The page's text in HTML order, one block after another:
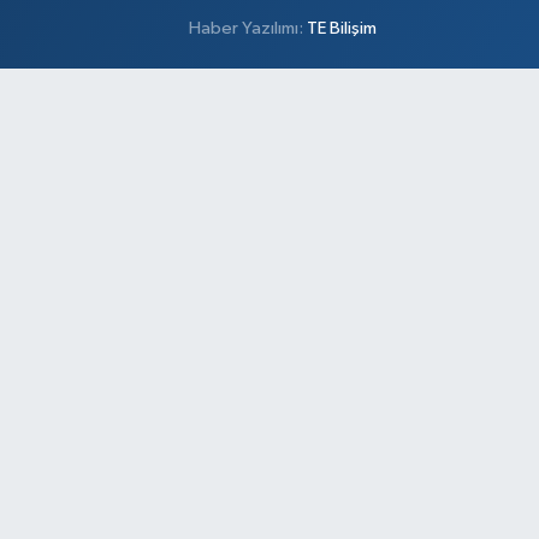
Haber Yazılımı: TE Bilişim